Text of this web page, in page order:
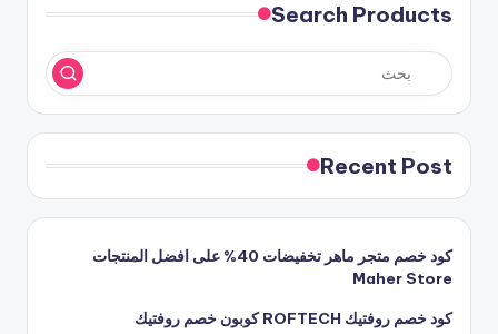
Search Products
Recent Post
كود خصم متجر ماهر تخفيضات 40% على افضل المنتجات
Maher Store
كود خصم روفتيك ROFTECH كوبون خصم روفتيك